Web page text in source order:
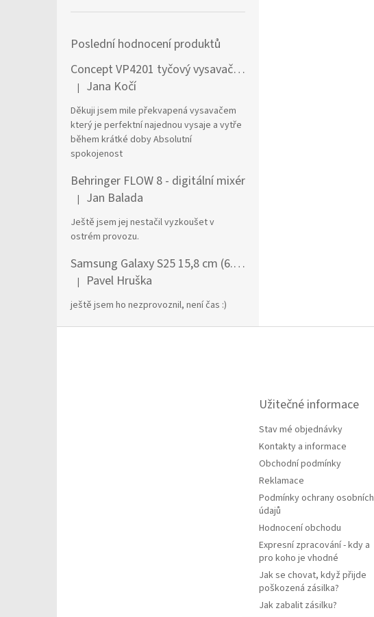
Poslední hodnocení produktů
Concept VP4201 tyčový vysavač / elektrický smeták Tyčový vysavač 2 v 1 AC Suché a mokré Bezsáčkové 0,6 l 90 W Černá, Stříbrná
Hodnocení produktu je 5 z 5 hvězdiček.
| Jana Kočí
Děkuji jsem mile překvapená vysavačem
který je perfektní najednou vysaje a vytře
během krátké doby Absolutní
spokojenost
Behringer FLOW 8 - digitální mixér
Hodnocení produktu je 5 z 5 hvězdiček.
| Jan Balada
Ještě jsem jej nestačil vyzkoušet v
ostrém provozu.
Samsung Galaxy S25 15,8 cm (6.2") Dual SIM Android 15 5G USB typu C 12 GB 256 GB 4000 mAh Námořnická modrá
Hodnocení produktu je 1 z 5 hvězdiček.
| Pavel Hruška
ještě jsem ho nezprovoznil, není čas :)
Užitečné informace
Stav mé objednávky
Kontakty a informace
Obchodní podmínky
Reklamace
Podmínky ochrany osobních
údajů
Hodnocení obchodu
Expresní zpracování - kdy a
pro koho je vhodné
Jak se chovat, když přijde
poškozená zásilka?
Jak zabalit zásilku?